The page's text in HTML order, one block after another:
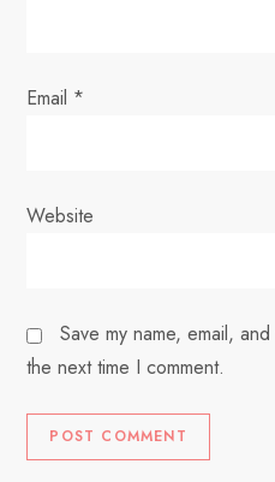
Email *
Website
Save my name, email,
the next time I comment.